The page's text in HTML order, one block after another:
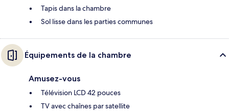
Tapis dans la chambre
Sol lisse dans les parties communes
Équipements de la chambre
Amusez-vous
Télévision LCD 42 pouces
TV avec chaînes par satellite